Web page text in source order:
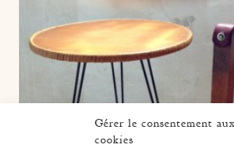
Gérer le consentement aux
cookies